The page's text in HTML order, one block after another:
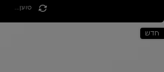
טוען...
חדש